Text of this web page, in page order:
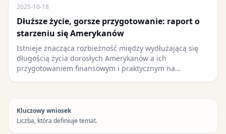
2025-10-18
Dłuższe życie, gorsze przygotowanie: raport o
starzeniu się Amerykanów
Istnieje znacząca rozbieżność między wydłużającą się
długością życia dorosłych Amerykanów a ich
przygotowaniem finansowym i praktycznym na…
Kluczowy wniosek
Liczba, która definiuje temat.